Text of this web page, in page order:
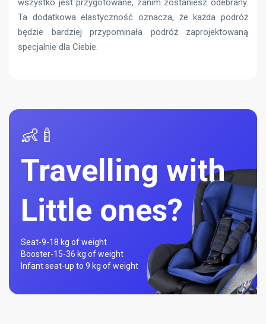
wszystko jest przygotowane, zanim zostaniesz odebrany.
Ta dodatkowa elastyczność oznacza, że ​​każda podróż
będzie bardziej przypominała podróż zaprojektowaną
specjalnie dla Ciebie.
👶🍼
Travelling with
Little ones?
Seat-9-18 kg of weight
Booster-15-36 kg of weight
Infant seat-up to 9 kg of weight